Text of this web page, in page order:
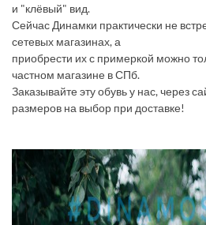
и "клёвый" вид.
Сейчас Динамки практически не
сетевых магазинах, а
приобрести их с примеркой можно
частном магазине в СПб.
Заказывайте эту обувь у нас, через
размеров на выбор при доставке!